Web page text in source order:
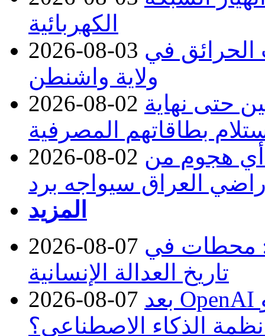
الكهربائية
2026-08-03 الحرائق في
ولاية واشنطن
2026-08-02 حتى نهاية
بطاقاتهم المصرفية
2026-08-02 أي هجوم من
العراق سيواجه برد
المزيد
2026-08-07 محطات في
تاريخ العدالة الإنسانية
2026-08-07 بعد OpenAI وMeta.. لماذا تتكرر حوادث
الذكاء الاصطناعي؟